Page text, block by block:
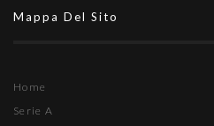
Mappa Del Sito
Home
Serie A